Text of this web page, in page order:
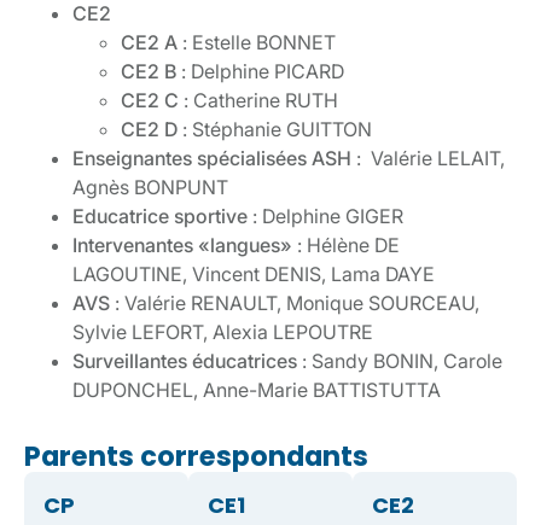
CE2
CE2 A : Estelle BONNET
CE2 B : Delphine PICARD
CE2 C : Catherine RUTH
CE2 D : Stéphanie GUITTON
Enseignantes spécialisées ASH : Valérie LELAIT,
Agnès BONPUNT
Educatrice sportive : Delphine GIGER
Intervenantes «langues» : Hélène DE
LAGOUTINE, Vincent DENIS, Lama DAYE
AVS : Valérie RENAULT, Monique SOURCEAU,
Sylvie LEFORT, Alexia LEPOUTRE
Surveillantes éducatrices : Sandy BONIN, Carole
DUPONCHEL, Anne-Marie BATTISTUTTA
Parents correspondants
CP CE1 CE2